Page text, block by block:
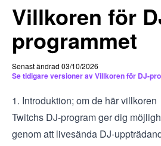
Villkoren för
programmet
Senast ändrad 03/10/2026
Se tidigare versioner av Villkoren för DJ-
1. Introduktion; om de här villkoren
Twitchs DJ-program ger dig
genom att livesända DJ-